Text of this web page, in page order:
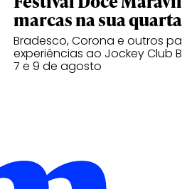
marcas na sua
Bradesco, Corona e outros
experiências ao Jockey Club
7 e 9 de agosto